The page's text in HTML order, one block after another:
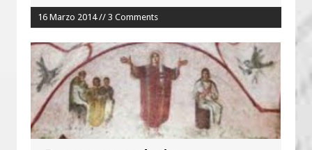
16 Marzo 2014 // 3 Comments